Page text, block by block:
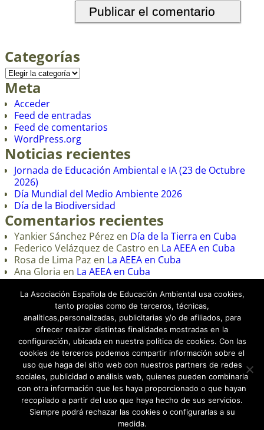
Categorías
Meta
Acceder
Feed de entradas
Feed de comentarios
WordPress.org
Noticias recientes
Jornada de Educación Ambiental e IA (23 de Octubre
2026)
Día Mundial del Medio Ambiente 2026
Día de la Biodiversidad
Comentarios recientes
Yankier Sánchez Pérez en Día de la Tierra en Cuba
Federico Velázquez de Castro en La AEEA en Cuba
Rosa de Lima Paz en La AEEA en Cuba
Ana Gloria en La AEEA en Cuba
lolienCurso Online de Educación Ambiental 2024
Política de Privacidad
La Asociación Española de Educación Ambiental usa cookies,
tanto propias como de terceros, técnicas,
analíticas,personalizadas, publicitarias y/o de afiliados, para
ofrecer realizar distintas finalidades mostradas en la
configuración, ubicada en nuestra política de cookies. Con las
cookies de terceros podemos compartir información sobre el
uso que haga del sitio web con nuestros partners de redes
sociales, publicidad o análisis web, quienes pueden combinarla
con otra información que les haya proporcionado o que hayan
recopilado a partir del uso que haya hecho de sus servicios.
Siempre podrá rechazar las cookies o configurarlas a su
medida.